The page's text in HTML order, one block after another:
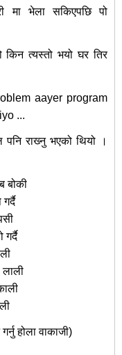
मा भेला सकिएपछि पो
त्यस्तो भयो घर तिर
aayer program
...
पनि राख्‍नु भएको थियो ।
बोकी
होला वाकाजी)